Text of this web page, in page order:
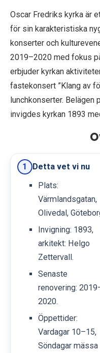
Oscar Fredriks kyrka är
för sin karakteristiska
konserter och
2019–2020 med fokus
erbjuder kyrkan
fastekonsert ”Klang av
lunchkonserter. Belägen
invigdes kyrkan 1893
1
Detta vet vi nu
Plats:
Värmlandsgatan,
Olivedal,
Invigning: 1893,
arkitekt: Helgo
Zettervall.
Senaste
renovering:
2020.
Öppettider:
Vardagar 10–15,
Söndagar mässa